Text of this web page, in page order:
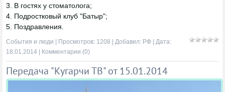
3. В гостях у стоматолога;
4. Подростковый клуб "Батыр";
5. Поздравления.
События и люди | Просмотров: 1208 | Добавил: РФ | Дата:
18.01.2014
Комментарии (0)
Передача "Кугарчи ТВ" от 15.01.2014